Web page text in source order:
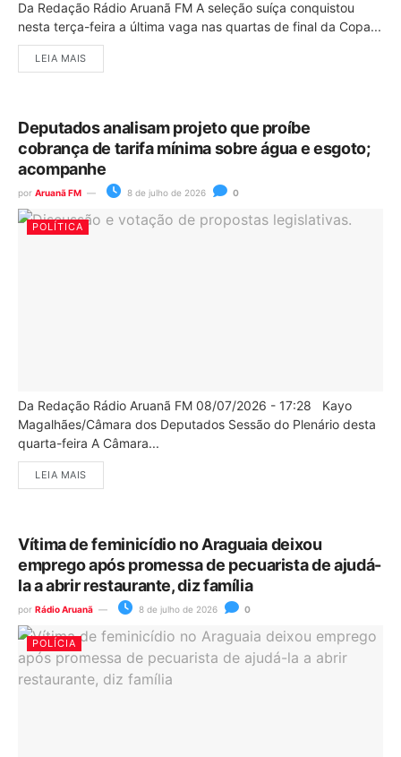
Da Redação Rádio Aruanã FM A seleção suíça conquistou
nesta terça-feira a última vaga nas quartas de final da Copa...
LEIA MAIS
Deputados analisam projeto que proíbe
cobrança de tarifa mínima sobre água e esgoto;
acompanhe
por Aruanã FM 8 de julho de 2026 0
POLÍTICA
Da Redação Rádio Aruanã FM 08/07/2026 - 17:28 Kayo
Magalhães/Câmara dos Deputados Sessão do Plenário desta
quarta-feira A Câmara...
LEIA MAIS
Vítima de feminicídio no Araguaia deixou
emprego após promessa de pecuarista de ajudá-
la a abrir restaurante, diz família
por Rádio Aruanã 8 de julho de 2026 0
POLÍCIA